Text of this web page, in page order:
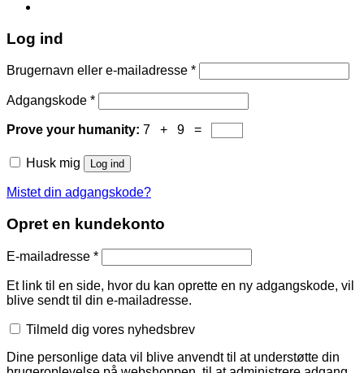
Log ind
Brugernavn eller e-mailadresse *
Adgangskode *
Prove your humanity: 7 + 9 =
Husk mig Log ind
Mistet din adgangskode?
Opret en kundekonto
E-mailadresse *
Et link til en side, hvor du kan oprette en ny adgangskode, vil
blive sendt til din e-mailadresse.
Tilmeld dig vores nyhedsbrev
Dine personlige data vil blive anvendt til at understøtte din